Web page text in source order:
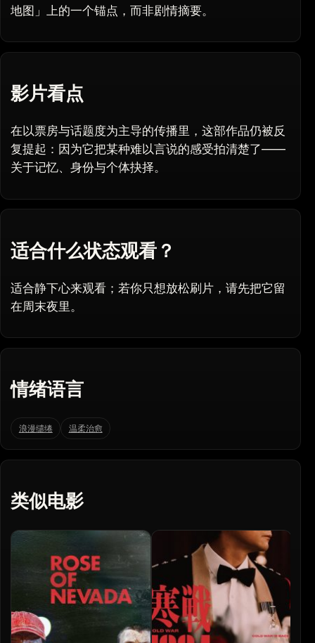
地图」上的一个锚点，而非剧情摘要。
影片看点
在以票房与话题度为主导的传播里，这部作品仍被反
复提起：因为它把某种难以言说的感受拍清楚了——
关于记忆、身份与个体抉择。
适合什么状态观看？
适合静下心来观看；若你只想放松刷片，请先把它留
在周末夜里。
情绪语言
浪漫缱绻 温柔治愈
类似电影